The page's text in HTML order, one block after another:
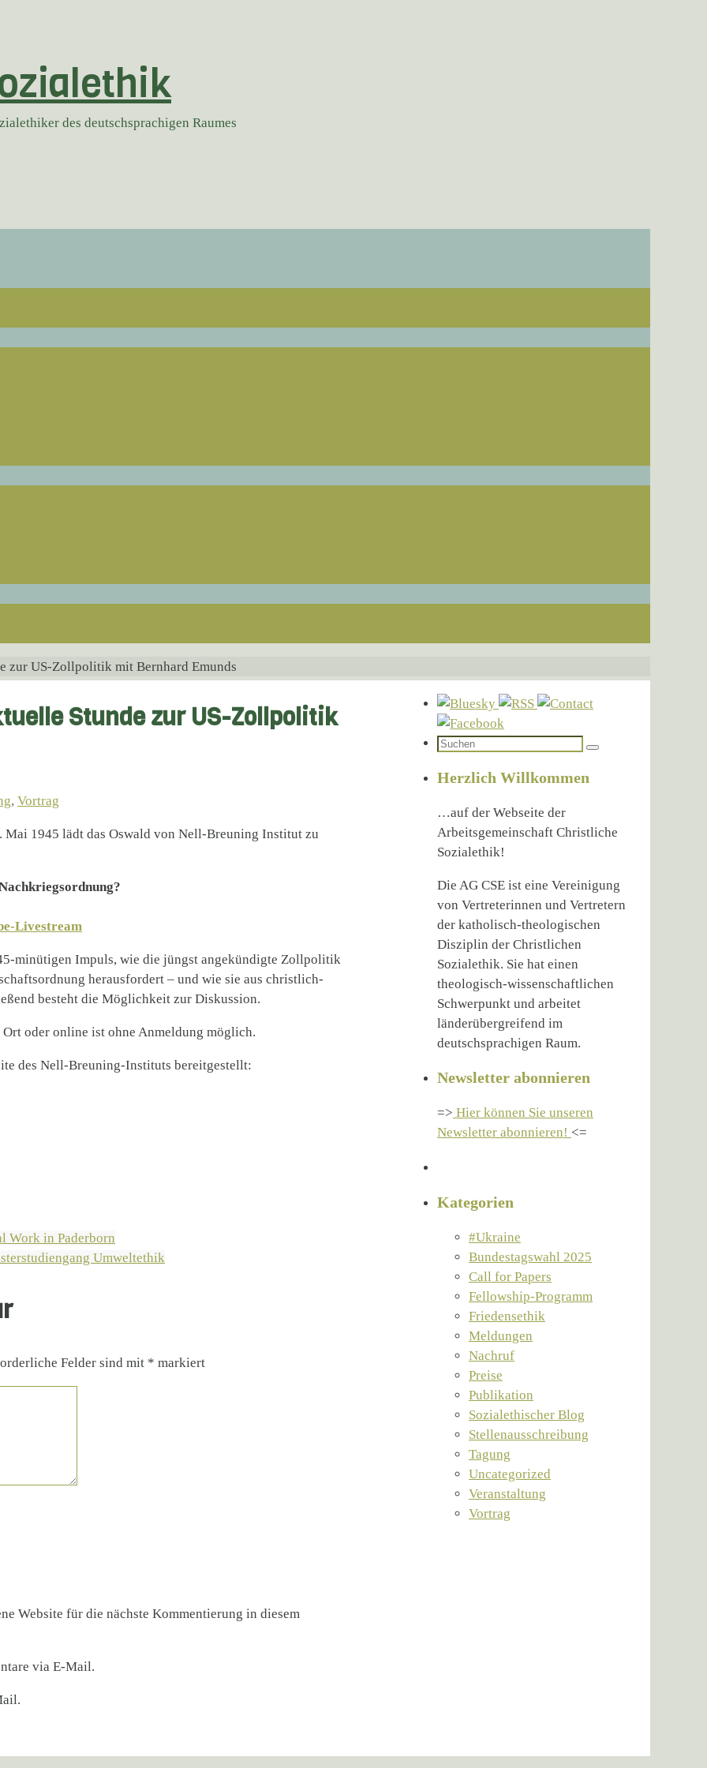
des deutschsprachigen Raumes
zur US-Zollpolitik mit Bernhard Emunds
Stunde zur US-Zollpolitik
, Vortrag
Mai 1945 lädt das Oswald von Nell-Breuning Institut zu
Livestream
minütigen Impuls, wie die jüngst angekündigte Zollpolitik
herausfordert – und wie sie aus christlich-
besteht die Möglichkeit zur Diskussion.
oder online ist ohne Anmeldung möglich.
des Nell-Breuning-Instituts bereitgestellt:
Work in Paderborn
Umweltethik
Felder sind mit * markiert
Website für die nächste Kommentierung in diesem
via E-Mail.
Suchen
Suchen
Herzlich Willkommen
…auf der Webseite der
Arbeitsgemeinschaft Christliche
Sozialethik!
Die AG CSE ist eine Vereinigung
von Vertreterinnen und Vertretern
der katholisch-theologischen
Disziplin der Christlichen
Sozialethik. Sie hat einen
theologisch-wissenschaftlichen
Schwerpunkt und arbeitet
länderübergreifend im
deutschsprachigen Raum.
Newsletter abonnieren
=> Hier können Sie unseren
Newsletter abonnieren! <=
Kategorien
#Ukraine
Bundestagswahl 2025
Call for Papers
Fellowship-Programm
Friedensethik
Meldungen
Nachruf
Preise
Publikation
Sozialethischer Blog
Stellenausschreibung
Tagung
Uncategorized
Veranstaltung
Vortrag